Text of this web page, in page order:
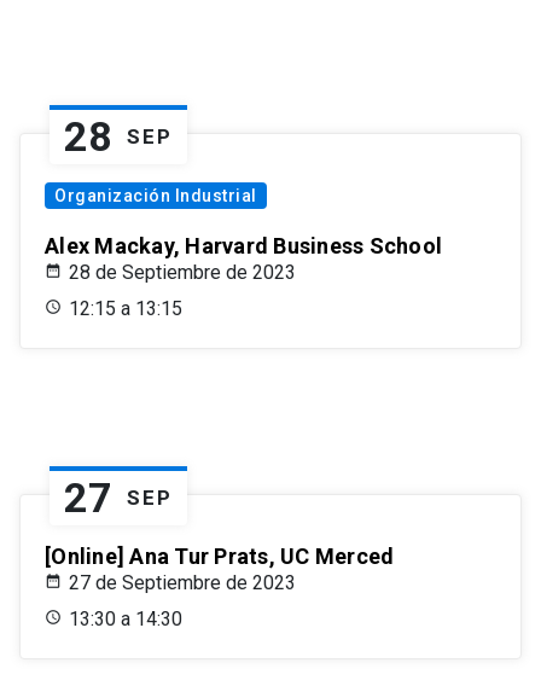
28 SEP
Organización Industrial
Alex Mackay, Harvard Business School
28 de Septiembre de 2023
12:15 a 13:15
27 SEP
[Online] Ana Tur Prats, UC Merced
27 de Septiembre de 2023
13:30 a 14:30